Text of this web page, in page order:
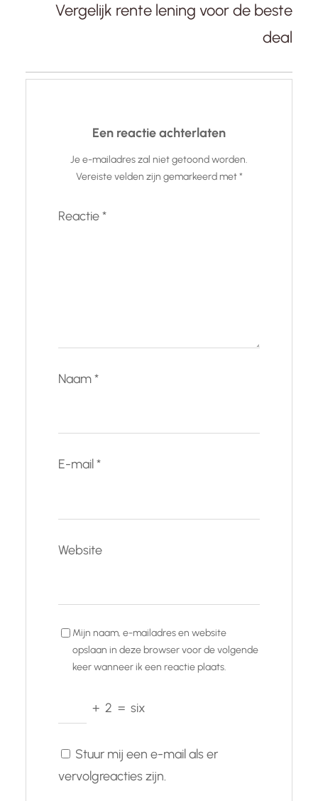
Vergelijk rente lening voor de beste
deal
Een reactie achterlaten
Je e-mailadres zal niet getoond worden.
Vereiste velden zijn gemarkeerd met*
Reactie*
Naam*
E-mail*
Website
Mijn naam, e-mailadres en website
opslaan in deze browser voor de volgende
keer wanneer ik een reactie plaats.
+ 2 = six
Stuur mij een e-mail als er
vervolgreacties zijn.